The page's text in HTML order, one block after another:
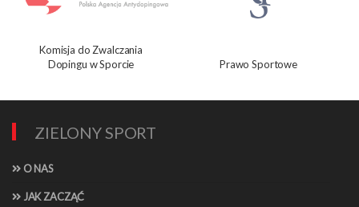
Komisja do Zwalczania
Dopingu w Sporcie
Prawo Sportowe
ZIELONY SPORT
O NAS
JAK ZACZĄĆ